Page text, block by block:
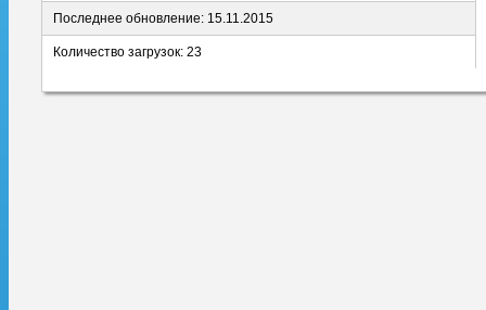
Последнее обновление: 15.11.2015
Количество загрузок: 23